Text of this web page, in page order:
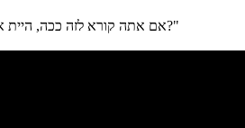
- אם אתה קורא לזה ככה, היית אומר שנתקעת באכילת בעלי חיים מטעמי חוסר מוסר?"